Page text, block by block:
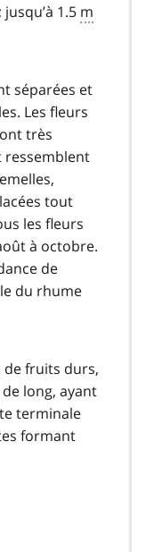
1.5 m
séparées et
Les fleurs
très
ressemblent
tout
les fleurs
à octobre.
de
du rhume
de fruits durs,
de long, ayant
terminale
formant